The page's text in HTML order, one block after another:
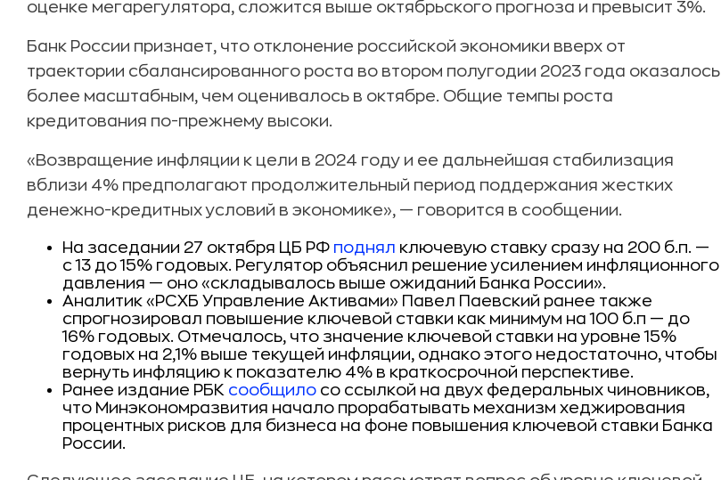
оценке мегарегулятора, сложится выше октябрьского прогноза и превысит 3%.
Банк России признает, что отклонение российской экономики вверх от
траектории сбалансированного роста во втором полугодии 2023 года оказалось
более масштабным, чем оценивалось в октябре. Общие темпы роста
кредитования по-прежнему высоки.
«Возвращение инфляции к цели в 2024 году и ее дальнейшая стабилизация
вблизи 4% предполагают продолжительный период поддержания жестких
денежно-кредитных условий в экономике», — говорится в сообщении.
На заседании 27 октября ЦБ РФ поднял ключевую ставку сразу на 200 б.п. —
c 13 до 15% годовых. Регулятор объяснил решение усилением инфляционного
давления — оно «складывалось выше ожиданий Банка России».
Аналитик «РСХБ Управление Активами» Павел Паевский ранее также
спрогнозировал повышение ключевой ставки как минимум на 100 б.п — до
16% годовых. Отмечалось, что значение ключевой ставки на уровне 15%
годовых на 2,1% выше текущей инфляции, однако этого недостаточно, чтобы
вернуть инфляцию к показателю 4% в краткосрочной перспективе.
Ранее издание РБК сообщило со ссылкой на двух федеральных чиновников,
что Минэкономразвития начало прорабатывать механизм хеджирования
процентных рисков для бизнеса на фоне повышения ключевой ставки Банка
России.